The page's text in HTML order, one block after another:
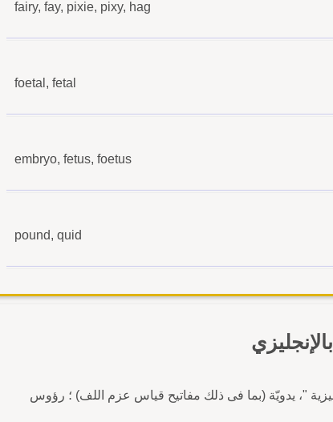
fairy, fay, pixie, pixy, hag
foetal, fetal
embryo, fetus, foetus
pound, quid
"، يدويّة (بما فى ذلك مفاتيح قياس عزم اللف) ؛ رؤوس